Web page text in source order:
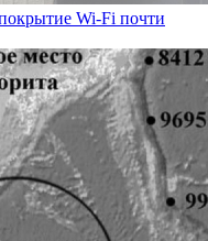
Wi-Fi почти